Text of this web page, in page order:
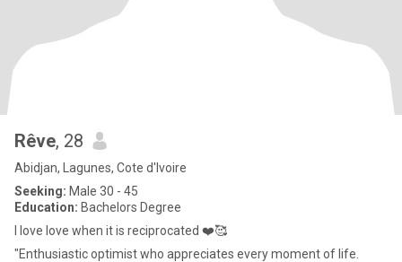
Rêve, 28
Abidjan, Lagunes, Cote d'Ivoire
Seeking: Male 30 - 45
Education: Bachelors Degree
I love love when it is reciprocated ❤️🥰
"Enthusiastic optimist who appreciates every moment of life.